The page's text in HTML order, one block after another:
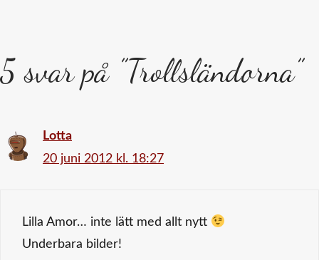
5 svar på ”Trollsländorna”
Lotta
20 juni 2012 kl. 18:27
Lilla Amor… inte lätt med allt nytt
Underbara bilder!